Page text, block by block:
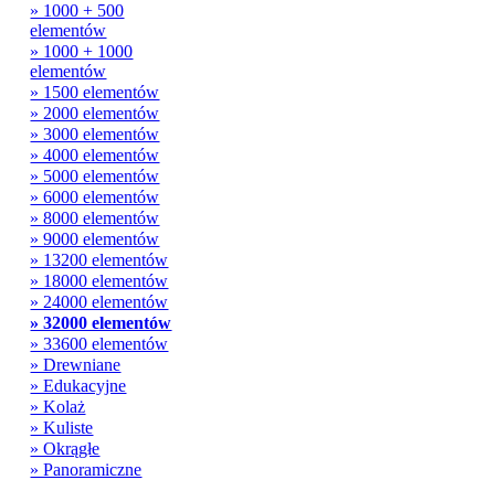
» 1000 + 500
elementów
» 1000 + 1000
elementów
» 1500 elementów
» 2000 elementów
» 3000 elementów
» 4000 elementów
» 5000 elementów
» 6000 elementów
» 8000 elementów
» 9000 elementów
» 13200 elementów
» 18000 elementów
» 24000 elementów
» 32000 elementów
» 33600 elementów
» Drewniane
» Edukacyjne
» Kolaż
» Kuliste
» Okrągłe
» Panoramiczne